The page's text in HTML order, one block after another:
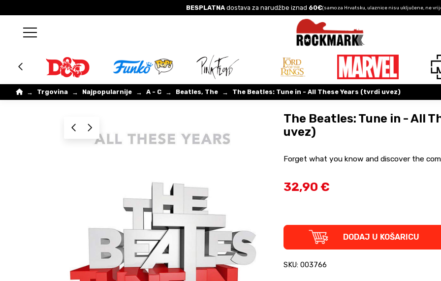
BESPLATNAdostava za narudžbe iznad 60€(samo za Hrvatsku, ulaznice nisu uključene, ne
Home
→ Trgovina → Najpopularnije → A - C → Beatles, The → The Beatles: Tune in - All These Years (tvrdi uvez)
The Beatles: Tune in - All
uvez)
Forget what you know and discover the
32,90 €
The
Tune
-
DODAJ U KOŠARICU
SKU: 003766